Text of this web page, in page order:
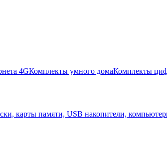
4GКомплекты умного домаКомплекты
карты памяти, USB накопители,